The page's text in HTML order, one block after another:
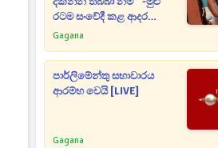
රටම සංවේදී කළ ආදර
අමරණීය මතකය
Gagana
පාර්ලිමේන්තු සභාවාරය
ආරම්භ වෙයි [LIVE]
Gagana